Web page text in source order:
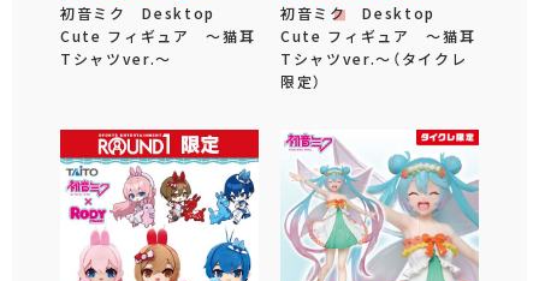
初音ミク Desktop
Cute フィギュア ～猫耳
Tシャツver.～
初音ミク Desktop
Cute フィギュア ～猫耳
Tシャツver.～（タイクレ
限定）